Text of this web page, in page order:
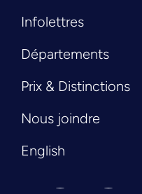
Infolettres
Départements
Prix & Distinctions
Nous joindre
English